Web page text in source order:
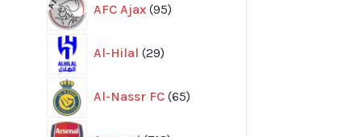
AFC Ajax 95
produkter
Al-Hilal 29
produkter
Al-Nassr FC 65
produkter